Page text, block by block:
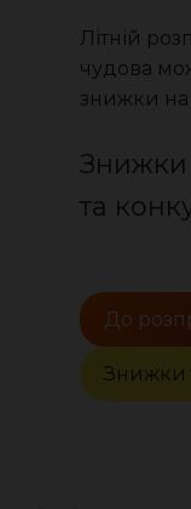
Літній
чудова
знижки на
Знижки
та
До
Знижки